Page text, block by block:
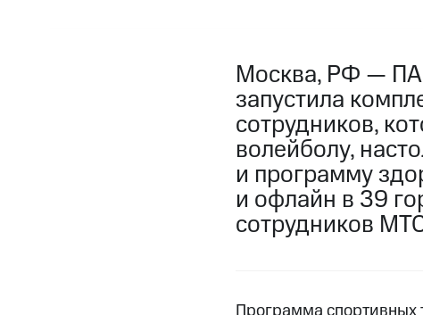
Москва, РФ —
запустила
сотрудников,
волейболу,
и программу
и офлайн в 39
сотрудников